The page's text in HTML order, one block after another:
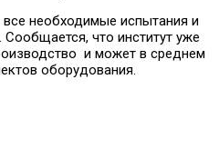
необходимые испытания и
что институт уже
и может в среднем
оборудования.